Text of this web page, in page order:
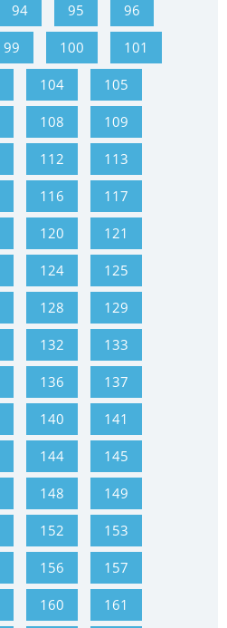
94 95 96
99 100 101
104 105
108 109
112 113
116 117
120 121
124 125
128 129
132 133
136 137
140 141
144 145
148 149
152 153
156 157
160 161